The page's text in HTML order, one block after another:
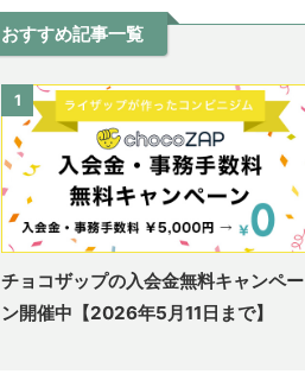
おすすめ記事一覧
1
チョコザップの入会金無料キャンペー
ン開催中【2026年5月11日まで】